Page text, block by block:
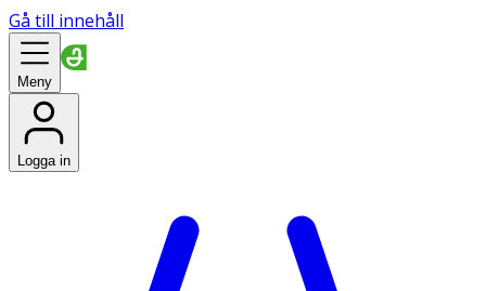
Gå till innehåll
Meny
Logga in